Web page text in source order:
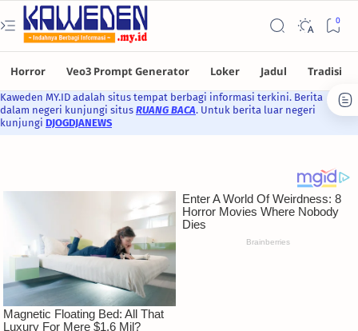
Kaweden MY.ID adalah situs tempat berbagi informasi terkini. Berita
dalam negeri kunjungi situs RUANG BACA. Untuk berita luar negeri
kunjungi DJOGDJANEWS